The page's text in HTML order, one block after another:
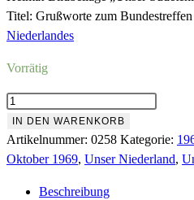
Titel: Grußworte zum Bundestreffen
Niederlandes
Vorrätig
Nr.258
Oktober
1969
Menge
IN DEN WARENKORB
Artikelnummer: 0258 Kategorie:
Oktober 1969, Unser Niederland,
Beschreibung